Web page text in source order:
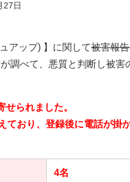
27日
アップ) 】に関して被害報
調べて、悪質と判断し被害
せられました。
ており、登録後に電話が掛
4名